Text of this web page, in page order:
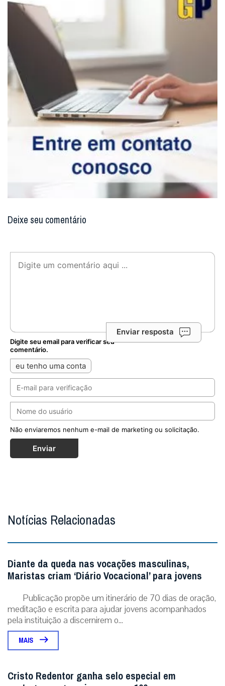
Deixe seu comentário
Enviar resposta
Digite seu email para verificar seu
comentário.
eu tenho uma conta
Não enviaremos nenhum e-mail de marketing ou solicitação.
Enviar
Notícias Relacionadas
Diante da queda nas vocações masculinas,
Maristas criam ‘Diário Vocacional’ para jovens
Publicação propõe um itinerário de 70 dias de oração,
meditação e escrita para ajudar jovens acompanhados
pela instituição a discernirem o...
MAIS
Cristo Redentor ganha selo especial em